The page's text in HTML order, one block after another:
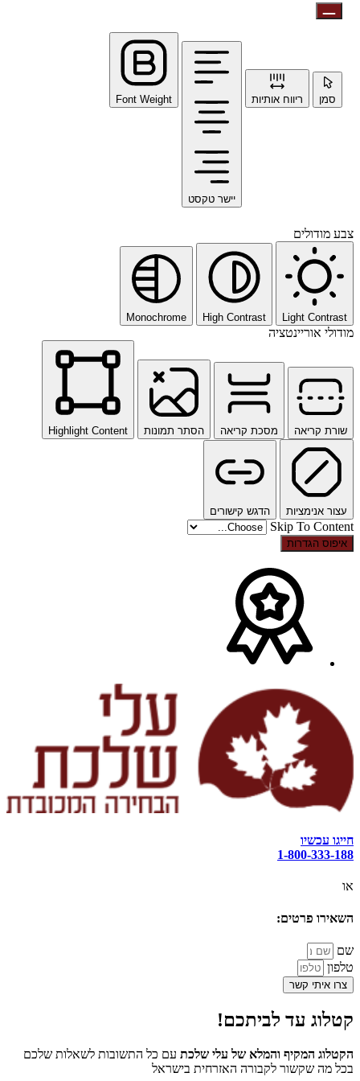
סמן ריווח אותיות
יישר טקסט
Font Weight
צבע מודולים
Light Contrast
High Contrast
Monochrome
מודולי אוריינטציה
שורת קריאה מסכת קריאה הסתר תמונות Highlight Content
עצור אנימציות הדגש קישורים
Skip To Content
איפוס הגדרות
חייגו עכשיו
1-800-333-188
או
השאירו פרטים:
שם
טלפון
צרו איתי קשר
קטלוג עד לביתכם!
הקטלוג המקיף והמלא של עלי שלכת עם כל התשובות לשאלות שלכם
בכל מה שקשור לקבורה האזרחית בישראל